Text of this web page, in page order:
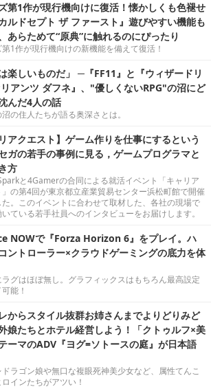
第1作が現行機向けに復活！懐かしくも色褪せ
ルドセプト ザ ファースト』遊びやすい機能も
あらためて“原典”に触れるのにぴったり
1作が現行機向けの新機能を備えて復活！
は楽しいものだ」 ─『FF11』と『ウィザードリ
アンツ ダフネ』、"優しくないRPG"の沼にど
んだ4人の話
の住人たちが語る奥深さとは。
アクエスト】ゲーム作りを仕事にするという
ガの若手の事例に見る，ゲームプログラマと
方
と4Gamerの合同による就活イベント「キャリア
」の第4回が東京都立産業貿易センター浜松町館で開催
た。このイベントに合わせて取材した、各社の現場で
ている若手社員へのインタビューをお届けします。
NOWで『Forza Horizon 6』をプレイ。ハ
ントローラー×クラウドゲーミングの底力を体
グはほぼ無し。グラフィックスはもちろん最高設定
能！
からスタイル抜群お姉さんまでよりどりみど
娘たちとホテル経営しよう！「クトゥルフ×美
ーマのADV『ヨグ=ソトースの庭』が日本語
ラゴン娘や無口な複眼死神美少女など、属性てんこ
インたちがアツい！